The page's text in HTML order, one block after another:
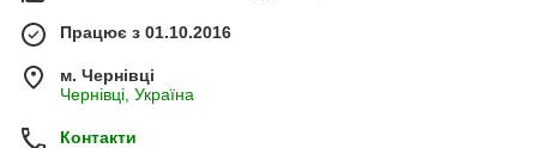
Працює з 01.10.2016
м. Чернівці
Чернівці, Україна
Контакти